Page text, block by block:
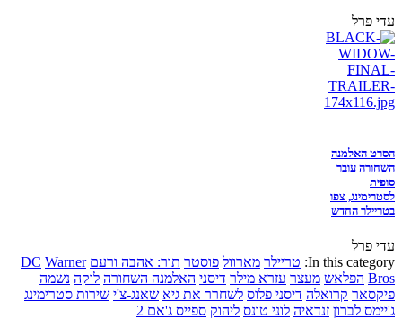
עדי פרל
הסרט האלמנה
השחורה עובר
סופית
לסטרימינג, צפו
בטריילר החדש
עדי פרל
In this category: טריילר מארוול פוסטר תור: אהבה ורעם DC Warner
Bros הפלאש מעצר עזרא מילר דיסני האלמנה השחורה לוקה נשמה
פיקסאר קרואלה דיסני פלוס לשחרר את גיא שאנג-צ'י שירות סטרימינג
ג'יימס לברון זנדאיה לוני טונס ליהוק ספייס ג'אם 2